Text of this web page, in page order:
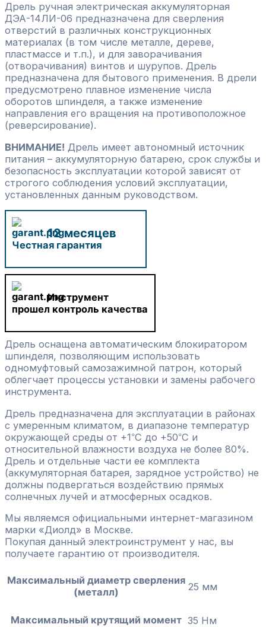
Дрель ручная электрическая аккумуляторная
ДЭА-14ЛИ-06 предназначена для сверления
отверстий в различных конструкционных
материалах (в том числе металле, дереве,
пластмассе и т.п.), и для заворачивания
(отворачивания) винтов и шурупов. Дрель
предназначена для бытового применения. В дрели
предусмотрено плавное изменение числа
оборотов шпинделя, а также изменение
направления его вращения на противоположное
(реверсирование).
ВНИМАНИЕ! Дрель имеет автономный источник
питания – аккумуляторную батарею, срок службы и
безопасность эксплуатации которой зависят от
строгого соблюдения условий эксплуатации,
установленных данным руководством.
12 месяцев
Честная гарантия
Инструмент
прошел контроль качества
Дрель оснащена автоматическим блокиратором
шпинделя, позволяющим использовать
одномуфтовый самозажимной патрон, который
облегчает процессы установки и замены рабочего
инструмента.
Дрель предназначена для эксплуатации в районах
с умеренным климатом, в диапазоне температур
окружающей среды от +1°С до +50°С и
относительной влажности воздуха не более 80%.
Дрель и отдельные части ее комплекта
(аккумуляторная батарея, зарядное устройство) не
должны подвергаться воздействию прямых
солнечных лучей и атмосферных осадков.
Мы являемся официальными интернет-магазином
марки «Диолд» в Москве.
Покупая данный электроинструмент у нас, вы
получаете гарантию от производителя.
Максимальный диаметр сверления
(металл)
25 мм
Максимальный крутящий момент 35 Нм